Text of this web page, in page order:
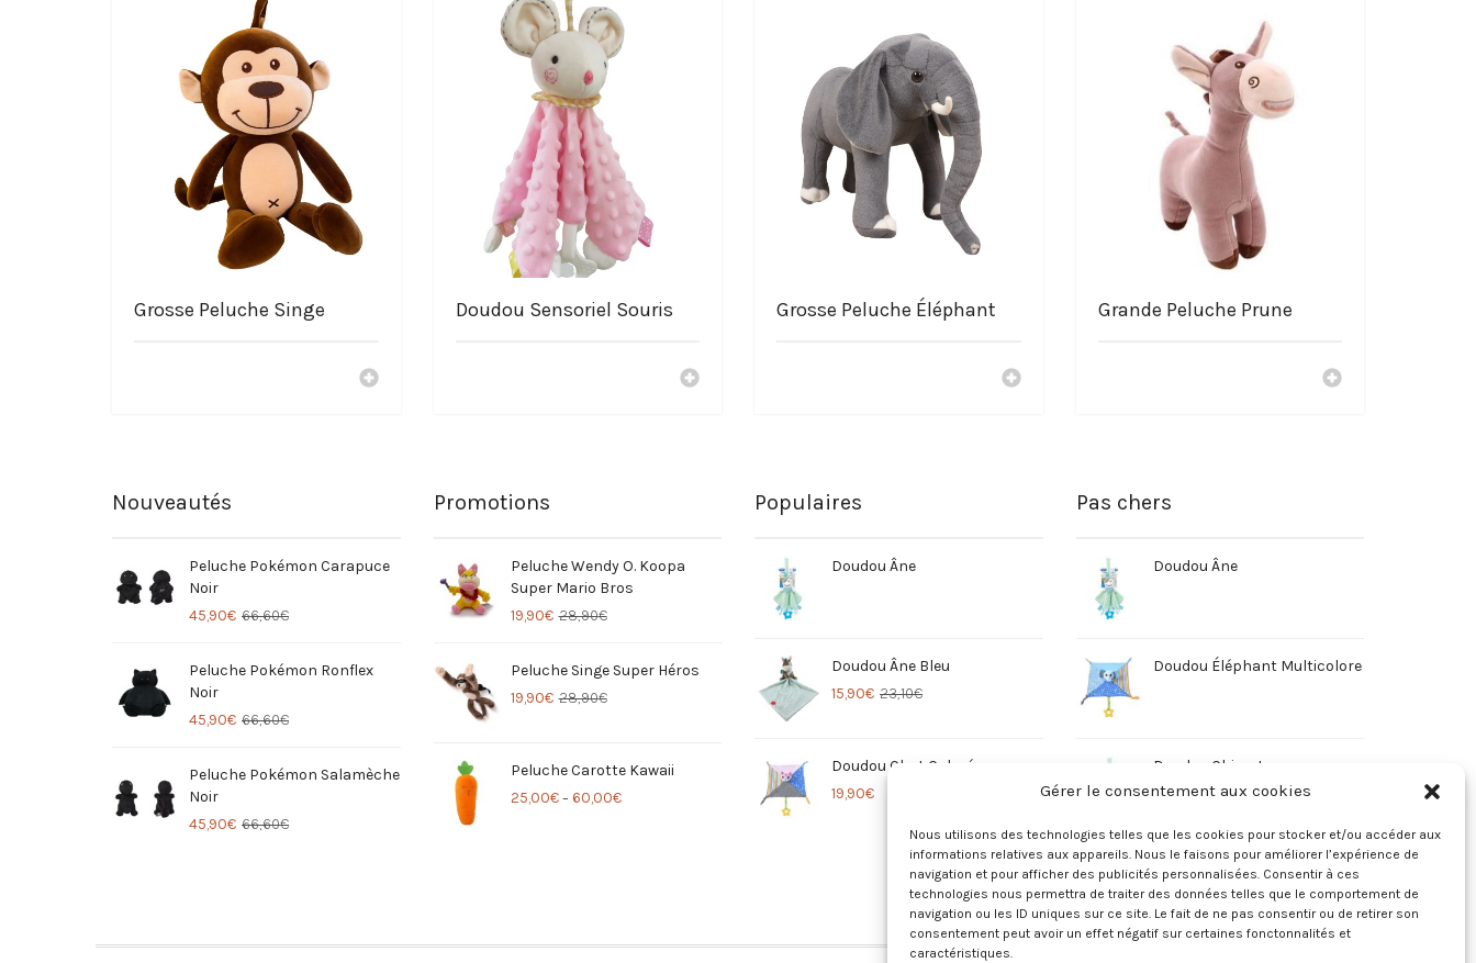
Gérer le consentement aux cookies
Nous utilisons des technologies telles que les cookies pour stocker et/ou accéder aux
informations relatives aux appareils. Nous le faisons pour améliorer l’expérience de
navigation et pour afficher des publicités personnalisées. Consentir à ces
technologies nous permettra de traiter des données telles que le comportement de
navigation ou les ID uniques sur ce site. Le fait de ne pas consentir ou de retirer son
consentement peut avoir un effet négatif sur certaines fonctonnalités et
caractéristiques.
Peluche représenté : crocodile
Haute qualité
Grandement douce
Composition de la peluche : coton
Lavage à la main conseillé ou machine à laver 30 degrés
Sélectionner le shop La-Peluche.com
SAV Français
Livraison gratuite
Paiement 100% sécurisé
Des peluches à petits prix
Grosse Peluche Singe Doudou Sensoriel Souris Grosse Peluche Éléphant Grande Peluche Prune
Nouveautés
Peluche Pokémon Carapuce
Noir
66,60€
45,90€
Peluche Pokémon Ronflex
Noir
66,60€
45,90€
Peluche Pokémon Salamèche
Noir
66,60€
45,90€
Promotions
Peluche Wendy O. Koopa
Super Mario Bros
28,90€
19,90€
Peluche Singe Super Héros
28,90€
19,90€
Peluche Carotte Kawaii
25,00€– 60,00€
Populaires
Doudou Âne
Doudou Âne Bleu
23,10€
15,90€
Doudou Chat Coloré
19,90€
Pas chers
Doudou Âne
Doudou Éléphant Multicolore
Doudou Chien Jaune